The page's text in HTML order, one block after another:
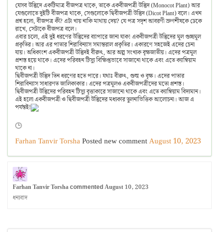
যেসব উদ্ভিদে একটিমাত্র বীজপত্র থাকে, তাকে একবীজপত্রী উদ্ভিদ (Monocot Plant) আর
যেগুলোতে দুইটি বীজপত্র থাকে, সেগুলোকে দ্বিবীজপত্রী উদ্ভিদ (Dicot Plant) বলে। এখন
প্রশ্ন হলো, বীজপত্র কী? এটা খায় নাকি মাথায় দেয়? যে পত্র সদৃশ আবরণী ভ্রুণশীষকে ঢেকে
রাখে, সেটাকে বীজপত্র বলে।
এবার চলো, এই দুই ধরণের উদ্ভিদের ব্যাপারে জানা যাক! একবীজপত্রী উদ্ভিদের মূল গুচ্ছমূল
প্রকৃতির। আর এর পাতার শিরাবিন্যাস সমান্তরাল প্রকৃতির। একারণে সহজেই এদের চেনা
যায়। অধিকাংশ একবীজপত্রী উদ্ভিদই বীরুৎ, আর অল্প সংখ্যক বৃক্ষজাতীয়। এদের পত্রমূল
প্রশস্ত হয়ে থাকে। এদের পরিবহন টিস্যু বিক্ষিপ্তভাবে সাজানো থাকে এবং এতে ক্যাম্বিয়াম
থাকে না।
দ্বিবীজপত্রী উদ্ভিদ তিন ধরণের হতে পারে। যথাঃ বীরুৎ, গুল্ম ও বৃক্ষ। এদের পাতার
শিরাবিন্যাস সাধারণত জালিকাকার। এদের পত্রমূলও একবীজপত্রীদের মতো প্রশস্ত।
দ্বিবীজপত্রী উদ্ভিদের পরিবহন টিস্যু বৃত্তাকারে সাজানো থাকে এবং এতে ক্যাম্বিয়াম বিদ্যমান।
এই হলো একবীজপত্রী ও দ্বিবীজপত্রী উদ্ভিদের মধ্যকার তুলনাভিত্তিক আলোচনা। আজ এ
পর্যন্তই!
Farhan Tanvir TorshaPosted new commentAugust 10, 2023
Farhan Tanvir Torsha commented August 10, 2023
ধন্যবাদ